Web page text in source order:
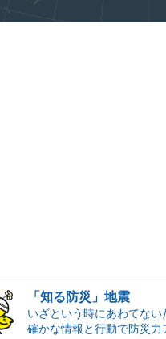
「知る防災」地震
いざという時にあわてない
確かな情報と行動で防災力